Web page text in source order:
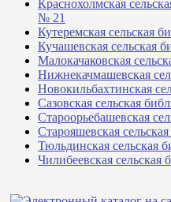
Краснохолмская
№ 21
Кутеремская сельская
Кучашевская сельская
Малокачаковская
Нижнекачмашевская
Новокильбахтинская
Сазовская сельская
Староорьебашевская
Старояшевская
Тюльдинская сельская
Чилибеевская